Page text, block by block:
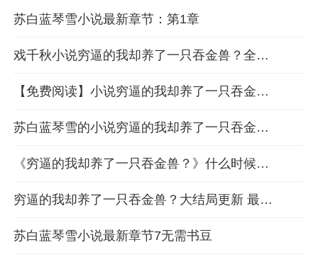
苏白蓝琴雪小说最新章节：第1章
戏千秋小说穷逼的我却养了一只吞金兽？全部章节目录一览
【免费阅读】小说穷逼的我却养了一只吞金兽？最新章节第3章
苏白蓝琴雪的小说穷逼的我却养了一只吞金兽？第4章免费看
《穷逼的我却养了一只吞金兽？》什么时候大结局 第5章精彩回顾
穷逼的我却养了一只吞金兽？大结局更新 最新章节第6章免费推送
苏白蓝琴雪小说最新章节7无需书豆